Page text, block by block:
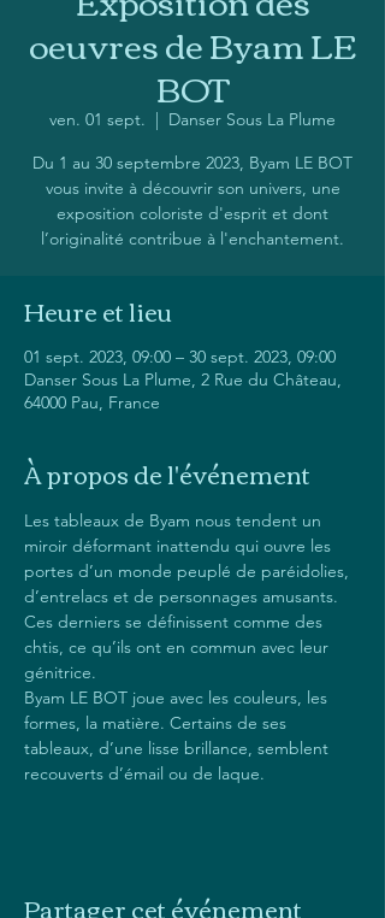
oeuvres de Byam LE
BOT
ven. 01 sept.
  |
Danser Sous La Plume
Du 1 au 30 septembre 2023, Byam LE BOT
vous invite à découvrir son univers, une
exposition coloriste d'esprit et dont
l’originalité contribue à l'enchantement.
Heure et lieu
01 sept. 2023, 09:00 – 30 sept. 2023, 09:00
Danser Sous La Plume, 2 Rue du Château,
64000 Pau, France
À propos de l'événement
Les tableaux de Byam nous tendent un
miroir déformant inattendu qui ouvre les
portes d’un monde peuplé de paréidolies,
d’entrelacs et de personnages amusants.
Ces derniers se définissent comme des
chtis, ce qu’ils ont en commun avec leur
génitrice.
Byam LE BOT joue avec les couleurs, les
formes, la matière. Certains de ses
tableaux, d’une lisse brillance, semblent
recouverts d’émail ou de laque.
Partager cet événement